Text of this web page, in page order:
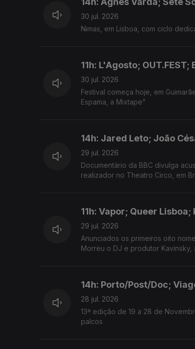
30 jul. 2026
Nimas, em Lisboa, com ciclo
11h: L'Agosto;
30 jul. 2026
Festival começa hoje, em
Espama, a Mixtape"
14h: Jared Leto; João
29 jul. 2026
Documentário da BBC divulga
realizador no Theatro Circo, em
11h: Vapor; Queer
29 jul. 2026
Anunciados os primeiros oito
Morreu o DJ e produtor Kavinsky,
14h: Porto/Post/Doc;
28 jul. 2026
13ª edição de 19 a 28 de
palcos